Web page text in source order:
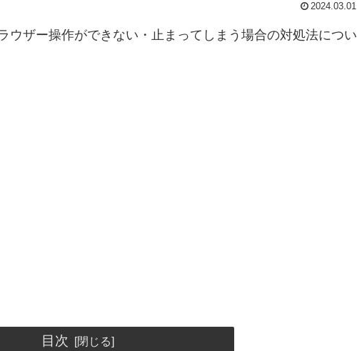
2024.03.01
ウザー操作ができない・止まってしまう場合の対処法につい
目次